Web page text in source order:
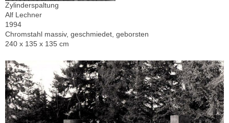
Zylinderspaltung
Alf Lechner
1994
Chromstahl massiv, geschmiedet, geborsten
240 x 135 x 135 cm